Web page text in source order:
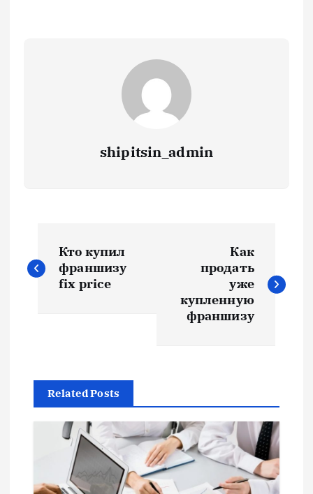
shipitsin_admin
а
г
а
и
Кто купил
франшизу
fix price
Как
продать
уже
купленную
франшизу
Related Posts